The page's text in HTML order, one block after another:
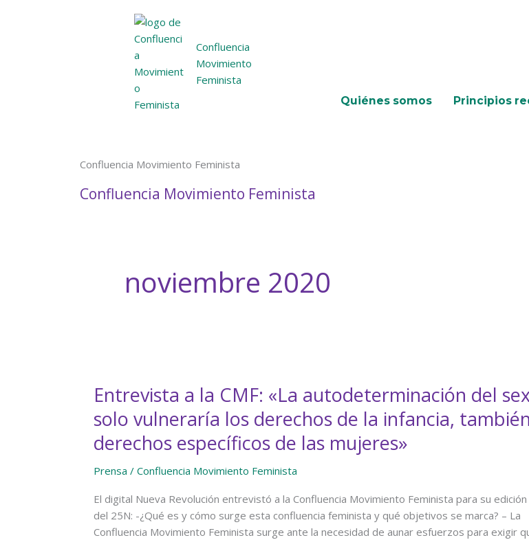
Confluencia
Movimiento
Feminista
Confluencia Movimiento Feminista
Confluencia Movimiento Feminista
Quiénes somos Principios
noviembre 2020
Entrevista a la CMF: «La autodeterminación del
solo vulneraría los derechos de la infancia,
derechos específicos de las mujeres»
Prensa / Confluencia Movimiento Feminista
El digital Nueva Revolución entrevistó a la Confluencia Movimiento Feminista para su edición
del 25N: -¿Qué es y cómo surge esta confluencia feminista y qué objetivos se marca? – La
Confluencia Movimiento Feminista surge ante la necesidad de aunar esfuerzos para exigir